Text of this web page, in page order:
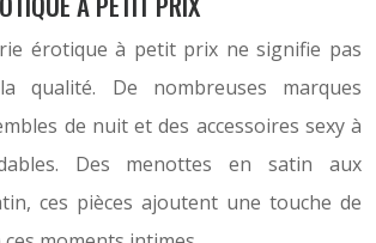
érotique à petit prix ne signifie pas
qualité. De nombreuses marques
de nuit et des accessoires sexy à
Des menottes en satin aux
ces pièces ajoutent une touche de